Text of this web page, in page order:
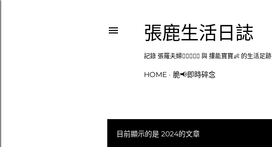
張鹿生活日誌
記錄 張羅夫婦👩🏻‍❤️‍👨🏻 與 摟能寶寶👶 的生活足跡
HOME 脆📢即時碎念
目前顯示的是 2024的文章